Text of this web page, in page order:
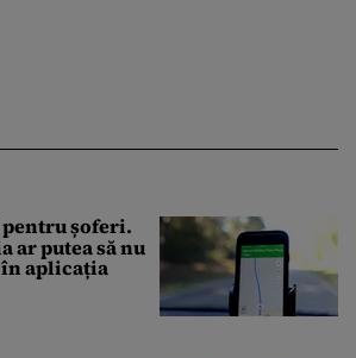
șoferi.
ar putea să nu
aplicația